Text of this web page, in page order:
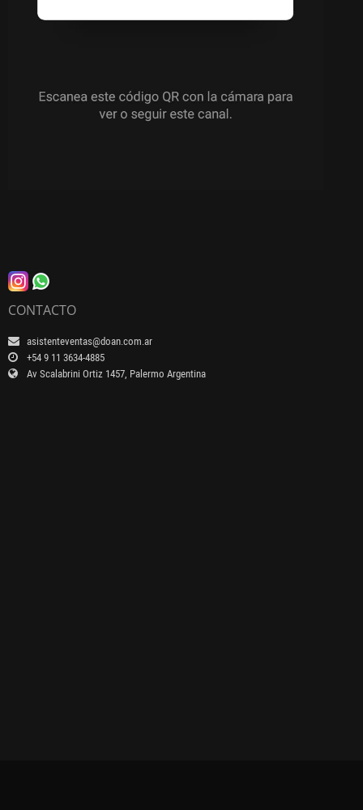
CONTACTO
asistenteventas@doan.com.ar
+54 9 11 3634-4885
Av Scalabrini Ortiz 1457, Palermo Argentina